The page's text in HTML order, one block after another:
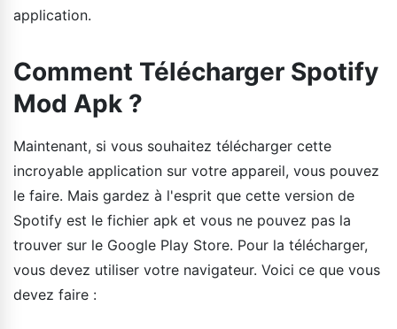
application.
Comment Télécharger Spotify
Mod Apk ?
Maintenant, si vous souhaitez télécharger cette
incroyable application sur votre appareil, vous pouvez
le faire. Mais gardez à l'esprit que cette version de
Spotify est le fichier apk et vous ne pouvez pas la
trouver sur le Google Play Store. Pour la télécharger,
vous devez utiliser votre navigateur. Voici ce que vous
devez faire :